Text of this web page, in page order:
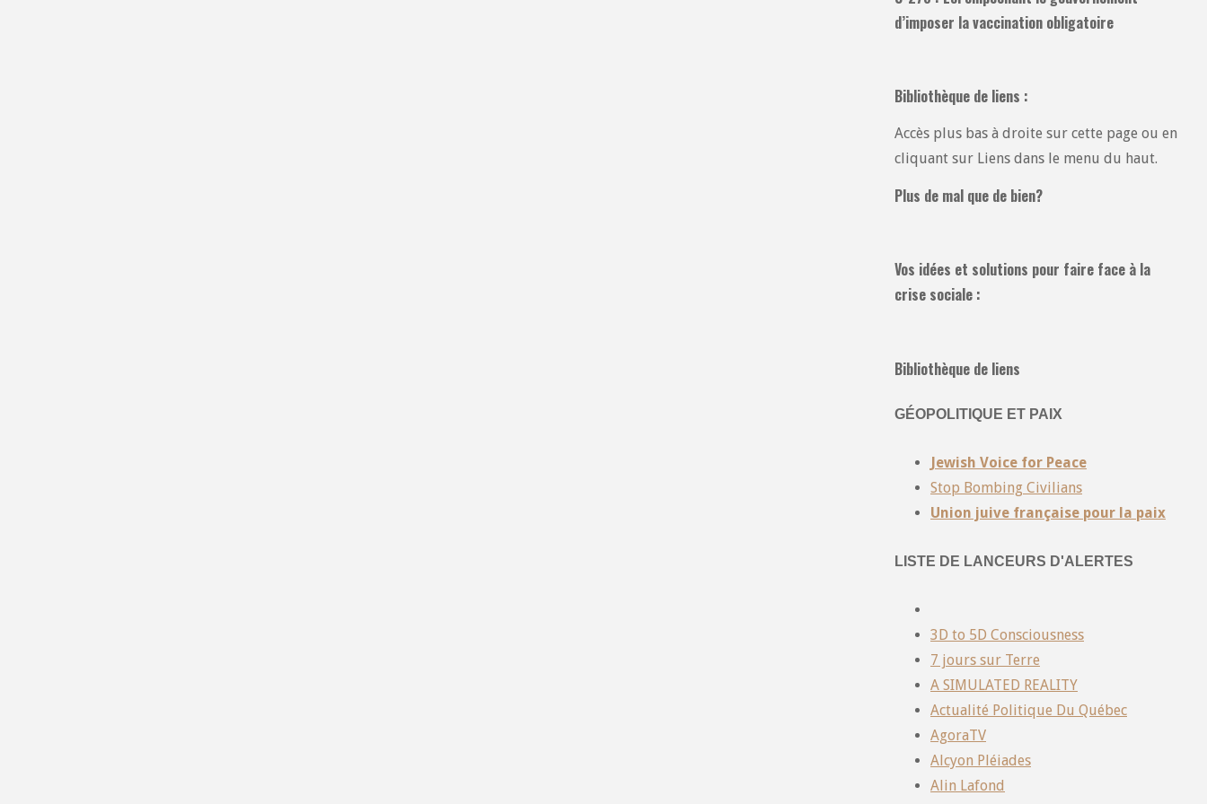
d’imposer la vaccination obligatoire
Bibliothèque de liens :
Accès plus bas à droite sur cette page ou en
cliquant sur Liens dans le menu du haut.
Plus de mal que de bien?
Vos idées et solutions pour faire face à la
crise sociale :
Bibliothèque de liens
GÉOPOLITIQUE ET PAIX
Jewish Voice for Peace
Stop Bombing Civilians
Union juive française pour la paix
LISTE DE LANCEURS D'ALERTES
3D to 5D Consciousness
7 jours sur Terre
A SIMULATED REALITY
Actualité Politique Du Québec
AgoraTV
Alcyon Pléiades
Alin Lafond